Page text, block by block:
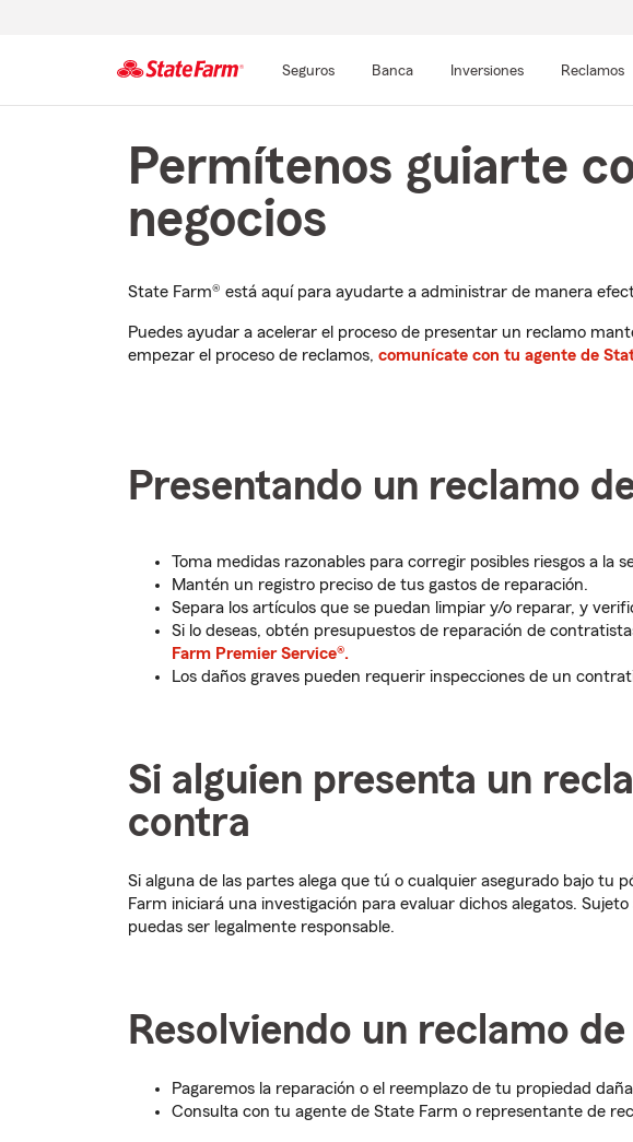
Seguros Banca Inversiones Reclamos
Permítenos guiarte
negocios
State Farm® está aquí para ayudarte a administrar de manera
Puedes ayudar a acelerar el proceso de presentar un reclamo
empezar el proceso de reclamos, comunícate con tu agente de
Presentando un reclamo
Toma medidas razonables para corregir posibles riesgos a la
Mantén un registro preciso de tus gastos de reparación.
Separa los artículos que se puedan limpiar y/o reparar, y
Si lo deseas, obtén presupuestos de reparación de
Farm Premier Service®.
Los daños graves pueden requerir inspecciones de un
Si alguien presenta un
contra
Si alguna de las partes alega que tú o cualquier asegurado bajo tu
Farm iniciará una investigación para evaluar dichos alegatos.
puedas ser legalmente responsable.
Resolviendo un reclamo
Pagaremos la reparación o el reemplazo de tu propiedad
Consulta con tu agente de State Farm o representante de